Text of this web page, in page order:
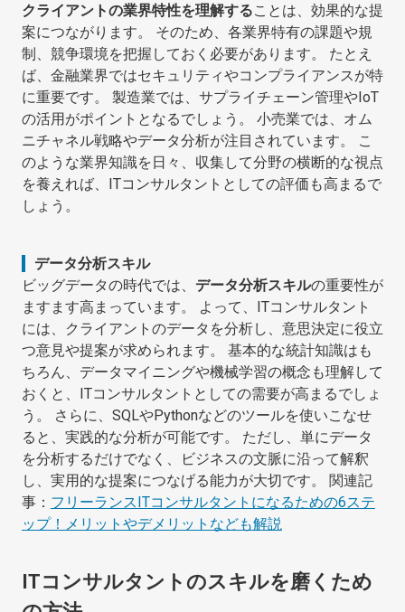
クライアントの業界特性を理解することは、効果的な提
案につながります。 そのため、各業界特有の課題や規
制、競争環境を把握しておく必要があります。 たとえ
ば、金融業界ではセキュリティやコンプライアンスが特
に重要です。 製造業では、サプライチェーン管理やIoT
の活用がポイントとなるでしょう。 小売業では、オム
ニチャネル戦略やデータ分析が注目されています。 こ
のような業界知識を日々、収集して分野の横断的な視点
を養えれば、ITコンサルタントとしての評価も高まるで
しょう。
データ分析スキル
ビッグデータの時代では、 データ分析スキルの重要性が
ますます高まっています。 よって、ITコンサルタント
には、クライアントのデータを分析し、意思決定に役立
つ意見や提案が求められます。 基本的な統計知識はも
ちろん、データマイニングや機械学習の概念も理解して
おくと、ITコンサルタントとしての需要が高まるでしょ
う。 さらに、SQLやPythonなどのツールを使いこなせ
ると、実践的な分析が可能です。 ただし、単にデータ
を分析するだけでなく、ビジネスの文脈に沿って解釈
し、実用的な提案につなげる能力が大切です。 関連記
事： フリーランスITコンサルタントになるための6ステ
ップ！メリットやデメリットなども解説
ITコンサルタントのスキルを磨くため